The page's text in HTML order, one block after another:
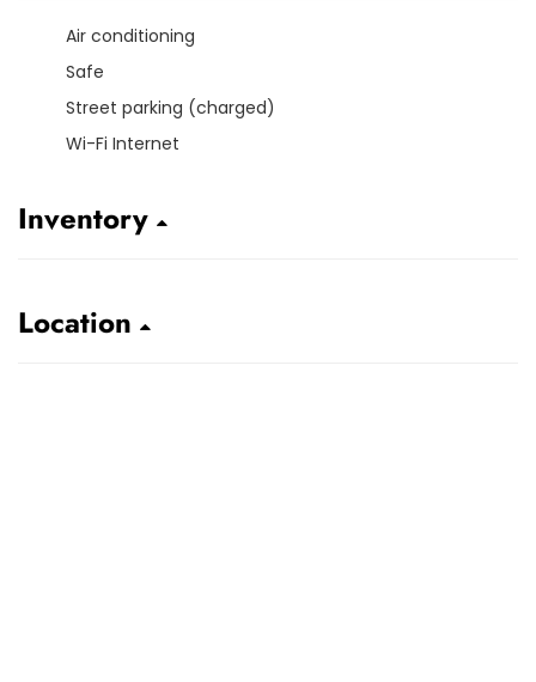
Air conditioning
Safe
Street parking (charged)
Wi-Fi Internet
Inventory
Location